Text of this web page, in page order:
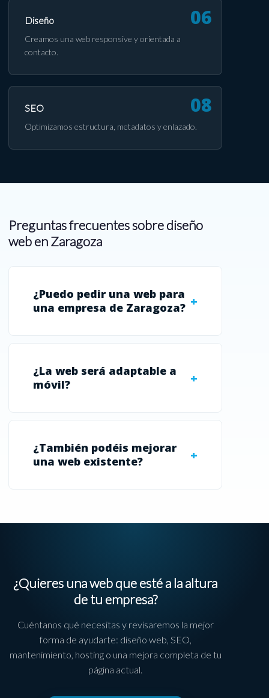
Diseño
Creamos una web responsive y orientada a
contacto.
SEO
Optimizamos estructura, metadatos y enlazado.
Preguntas frecuentes sobre diseño
web en Zaragoza
¿Puedo pedir una web para
una empresa de Zaragoza?
¿La web será adaptable a
móvil?
¿También podéis mejorar
una web existente?
¿Quieres una web que esté a la altura
de tu empresa?
Cuéntanos qué necesitas y revisaremos la mejor
forma de ayudarte: diseño web, SEO,
mantenimiento, hosting o una mejora completa de tu
página actual.